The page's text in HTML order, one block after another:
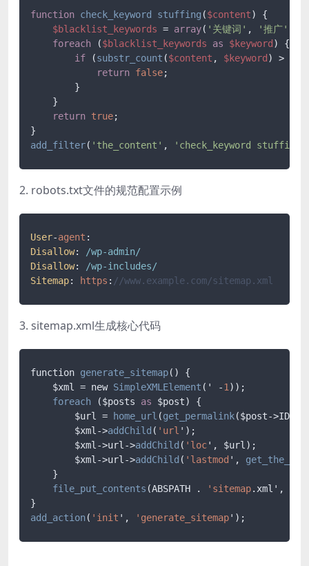
function check_keyword stuffing ($content) {
$blacklist_keywords = array( '关键词' , '推广'
foreach ($blacklist_keywords as $keyword ) {
if (substr_count ($content , $keyword ) >
return false;
        }
    }
return true;
add_filter( 'the_content' , 'check_keyword stuffing'
2. robots.txt文件的规范配置示例
User-agent
Disallow:
/wp-admin/
Disallow:
/wp-includes/
Sitemap: https : //www.example.com/sitemap.xml
3. sitemap.xml生成核心代码
function generate_sitemap() {
    $xml = new
SimpleXMLElement (' -1 ));
foreach ($posts as $post) {
        $url =
home_url (get_permalink($post->ID));
        $xml
->addChild ( 'url ');
        $xml
->url ->addChild ( 'loc', $url);
        $xml
->url ->addChild ( 'lastmod ',
    }
file_put_contents (ABSPATH . 'sitemap.xml',
add_action( 'init ', 'generate_sitemap